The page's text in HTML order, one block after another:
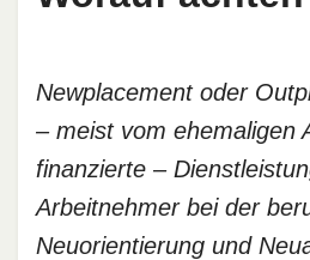
Newplacement oder
– meist vom ehemaligen
finanzierte –
Arbeitnehmer bei der
Neuorientierung und